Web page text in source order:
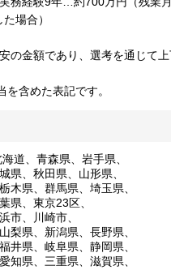
場合）
の金額であり、選考を通じて
を含めた表記です。
道、青森県、岩手県、
県、秋田県、山形県、
木県、群馬県、埼玉県、
県、東京23区、
市、川崎市、
梨県、新潟県、長野県、
井県、岐阜県、静岡県、
知県、三重県、滋賀県、